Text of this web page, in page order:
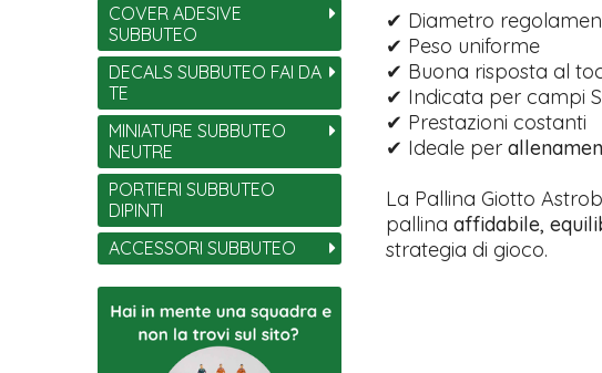
✔ Diametro
✔ Peso uniforme
✔ Buona risposta al
✔ Indicata per campi
✔ Prestazioni costanti
✔ Ideale per
La Pallina Giotto
pallina affidabile,
strategia di gioco.
COVER ADESIVE
SUBBUTEO
DECALS SUBBUTEO FAI DA
TE
MINIATURE SUBBUTEO
NEUTRE
PORTIERI SUBBUTEO
DIPINTI
ACCESSORI SUBBUTEO